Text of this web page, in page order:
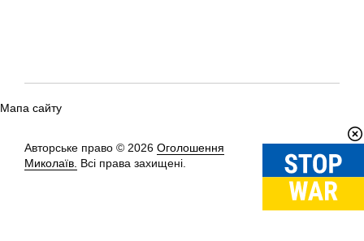
Мапа сайту
Авторське право © 2026 Оголошення
Миколаїв. Всі права захищені.
Вгору↑